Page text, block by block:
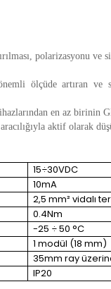
polarizasyonu ve
ölçüde artıran ve
en az birinin
aktif olarak
15÷30VDC
10mA
2,5 mm² vidalı
0.4Nm
-25 ÷ 50 °C
1 modül (18 mm)
35mm ray
IP20